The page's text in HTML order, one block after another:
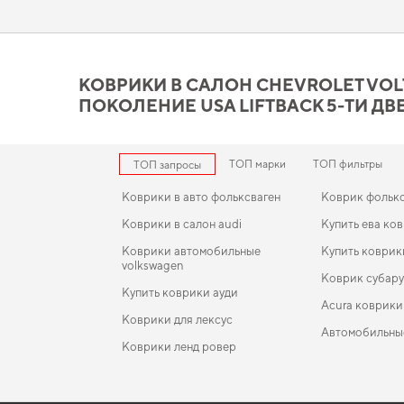
отвечает всем вашим
Используйте наш широкий спектр EVA ковриков, и вы
решения, которые оправдывают ожидания.
КОВРИКИ В САЛОН CHEVROLET
ПОКОЛЕНИЕ USA LIFTBACK 5-ТИ
ТОП запросы ТОП марки ТОП фильтры
Коврики в авто фольксваген
Коврики в салон audi
Коврики автомобильные
volkswagen
Купить коврики ауди
Коврики для лексус
Коврики ленд ровер
Коврик
Купить ева
Купить
Коврик субару
Acura коврики